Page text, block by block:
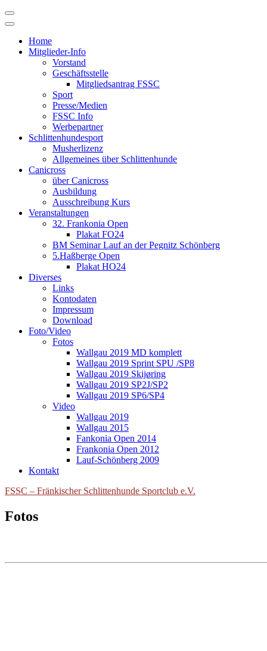
Skip
to
Home
Mitglieder-Info
Vorstand
Geschäftsstelle
Mitgliedsantrag FSSC
Sport
Presse/Medien
FSSC Info
Werbepartner
Schlittenhundesport
Musherlizenz
Allgemeines über Schlittenhunde
Canicross
über Canicross
Ausbildung
Ausschreibung Kurs
Veranstaltungen
32. Frankonia Open
Plakat FO24
BM Seminar Lauf an der Pegnitz Schönberg
5.Haßberge Open
Plakat HO24
Diverses
Links
Kontodaten
Impressum
Download
Foto/Video
Fotos
Wallgau 2019 MD komplett
Wallgau 2019 Sprint SPU /SP8
Wallgau 2019 Skijøring
Wallgau 2019 SP2J/SP2
Wallgau 2019 SP6/SP4
Video
Wallgau 2019
Wallgau 2015
Fankonia Open 2014
Frankonia Open 2012
Lauf-Schönberg 2009
Kontakt
FSSC – Fränkischer Schlittenhunde Sportclub e.V.
Fotos